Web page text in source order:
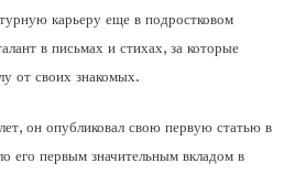
карьеру еще в подростковом
в письмах и стихах, за которые
от своих знакомых.
он опубликовал свою первую статью в
его первым значительным вкладом в